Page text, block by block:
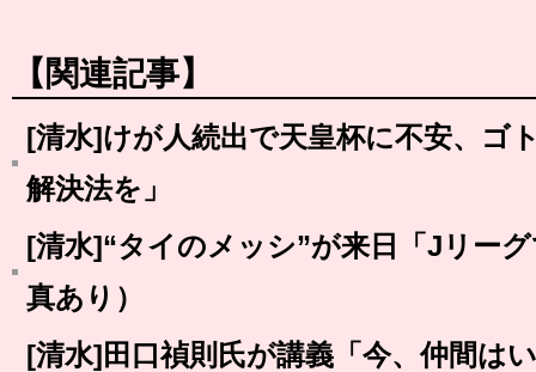
【関連記事】
[清水]けが人続出で天皇杯に不安、ゴ
解決法を」
[清水]“タイのメッシ”が来日「Jリー
真あり）
[清水]田口禎則氏が講義「今、仲間は